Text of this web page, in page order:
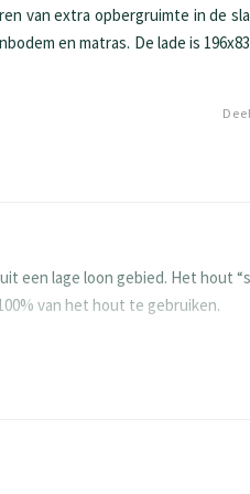
van extra opbergruimte in de
en matras. De lade is
een lage loon gebied. Het hout
van het hout te gebruiken.
en blijven ze langdurig mooi.